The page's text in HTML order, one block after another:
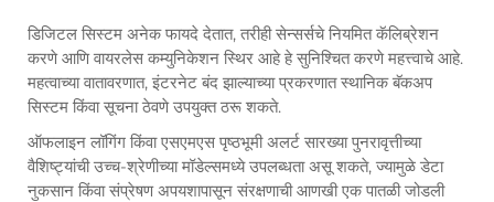
डिजिटल सिस्टम अनेक फायदे देतात, तरीही सेन्सर्सचे नियमित कॅलिब्रेशन
करणे आणि वायरलेस कम्युनिकेशन स्थिर आहे हे सुनिश्चित करणे महत्त्वाचे आहे.
महत्वाच्या वातावरणात, इंटरनेट बंद झाल्याच्या प्रकरणात स्थानिक बॅकअप
सिस्टम किंवा सूचना ठेवणे उपयुक्त ठरू शकते.
ऑफलाइन लॉगिंग किंवा एसएमएस पृष्ठभूमी अलर्ट सारख्या पुनरावृत्तीच्या
वैशिष्ट्यांची उच्च-श्रेणीच्या मॉडेल्समध्ये उपलब्धता असू शकते, ज्यामुळे डेटा
नुकसान किंवा संप्रेषण अपयशापासून संरक्षणाची आणखी एक पातळी जोडली